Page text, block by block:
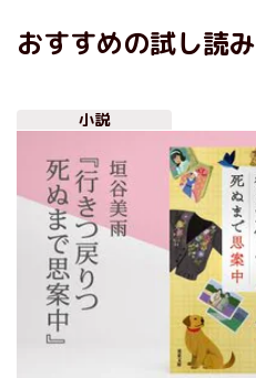
おすすめの試し読み
小説